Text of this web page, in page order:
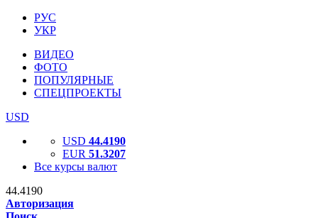
РУС
УКР
ВИДЕО
ФОТО
ПОПУЛЯРНЫЕ
СПЕЦПРОЕКТЫ
USD
USD 44.4190
EUR 51.3207
Все курсы валют
44.4190
Авторизация